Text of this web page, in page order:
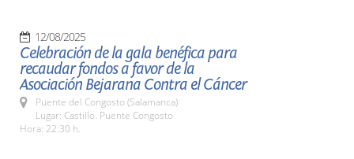
12/08/2025
Celebración de la gala benéfica para
recaudar fondos a favor de la
Asociación Bejarana Contra el Cáncer
Puente del Congosto (Salamanca)
Lugar: Castillo. Puente Congosto
Hora: 22:30 h.